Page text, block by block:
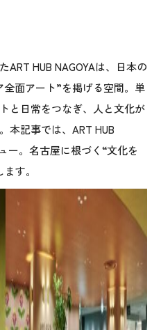
HUB NAGOYAは、日本の
面アート”を掲げる空間。単
と日常をつなぎ、人と文化が
本記事では、ART HUB
ー。名古屋に根づく“文化を
す。